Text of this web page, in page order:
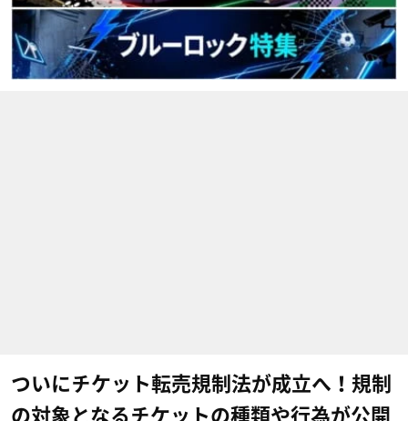
ついにチケット転売規制法が成立へ！規制
の対象となるチケットの種類や行為が公開